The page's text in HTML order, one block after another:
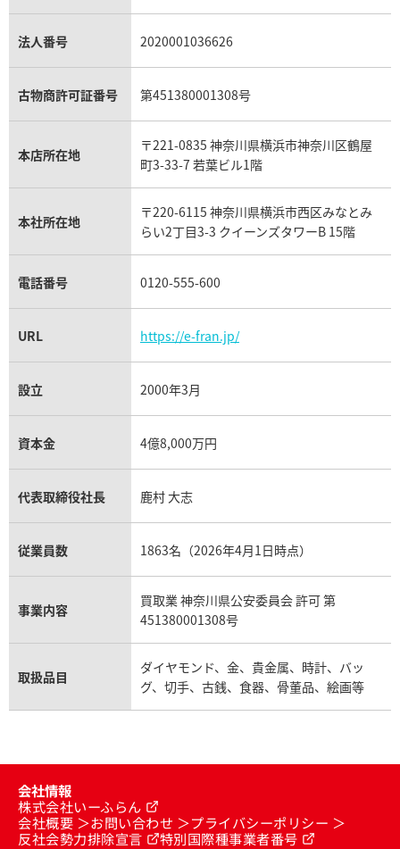
銀・シルバー買取
パラジウム買取
キャッツアイ買取
アクアマリン買取
ヴァシュロン・コンスタンタン買取
オメガ買取
カルティエ買取
フランク ミュラー買取
リシャール・ミル買取
パネライ買取
チューダー（チュードル）買取
セリーヌ買取
プラダ買取
ダミアーニ買取
モーブッサン買取
法人番号 2020001036626
古物商許可証番号 第451380001308号
本店所在地
〒221-0835 神奈川県横浜市神奈川区鶴屋
町3-33-7 若葉ビル1階
本社所在地
〒220-6115 神奈川県横浜市西区みなとみ
らい2丁目3-3 クイーンズタワーB 15階
電話番号 0120-555-600
URL https://e-fran.jp/
設立 2000年3月
資本金 4億8,000万円
代表取締役社長 鹿村 大志
従業員数 1863名（2026年4月1日時点）
事業内容
買取業 神奈川県公安委員会 許可 第
451380001308号
取扱品目
ダイヤモンド、金、貴金属、時計、バッ
グ、切手、古銭、食器、骨董品、絵画等
会社情報
株式会社いーふらん
会社概要
お問い合わせ
プライバシーポリシー
反社会勢力排除宣言
特別国際種事業者番号